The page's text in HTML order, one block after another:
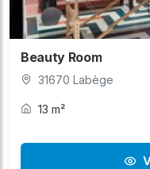
Beauty Room
31670 Labège
13 m²